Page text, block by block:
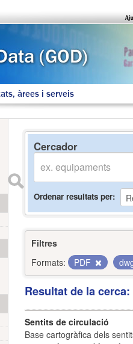
àrees i serveis
Cercador
Ordenar resultats per
Filtres
Formats:
PDF
Resultat de la
Sentits de circulació
Base cartogràfica dels